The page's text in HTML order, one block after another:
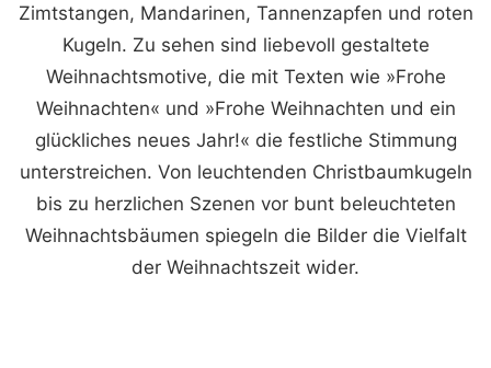
Zimtstangen, Mandarinen, Tannenzapfen und roten
Kugeln. Zu sehen sind liebevoll gestaltete
Weihnachtsmotive, die mit Texten wie »Frohe
Weihnachten« und »Frohe Weihnachten und ein
glückliches neues Jahr!« die festliche Stimmung
unterstreichen. Von leuchtenden Christbaumkugeln
bis zu herzlichen Szenen vor bunt beleuchteten
Weihnachtsbäumen spiegeln die Bilder die Vielfalt
der Weihnachtszeit wider.